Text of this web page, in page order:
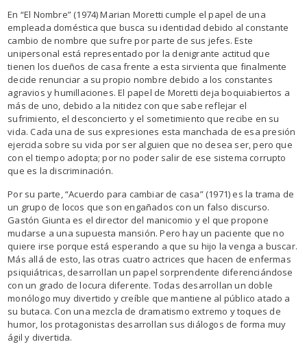
En “El Nombre” (1974) Marian Moretti cumple el papel de una
empleada doméstica que busca su identidad debido al constante
cambio de nombre que sufre por parte de sus jefes. Este
unipersonal está representado por la denigrante actitud que
tienen los dueños de casa frente a esta sirvienta que finalmente
decide renunciar a su propio nombre debido a los constantes
agravios y humillaciones. El papel de Moretti deja boquiabiertos a
más de uno, debido a la nitidez con que sabe reflejar el
sufrimiento, el desconcierto y el sometimiento que recibe en su
vida. Cada una de sus expresiones esta manchada de esa presión
ejercida sobre su vida por ser alguien que no desea ser, pero que
con el tiempo adopta; por no poder salir de ese sistema corrupto
que es la discriminación.
Por su parte, “Acuerdo para cambiar de casa” (1971) es la trama de
un grupo de locos que son engañados con un falso discurso.
Gastón Giunta es el director del manicomio y el que propone
mudarse a una supuesta mansión. Pero hay un paciente que no
quiere irse porque está esperando a que su hijo la venga a buscar.
Más allá de esto, las otras cuatro actrices que hacen de enfermas
psiquiátricas, desarrollan un papel sorprendente diferenciándose
con un grado de locura diferente. Todas desarrollan un doble
monólogo muy divertido y creíble que mantiene al público atado a
su butaca. Con una mezcla de dramatismo extremo y toques de
humor, los protagonistas desarrollan sus diálogos de forma muy
ágil y divertida.